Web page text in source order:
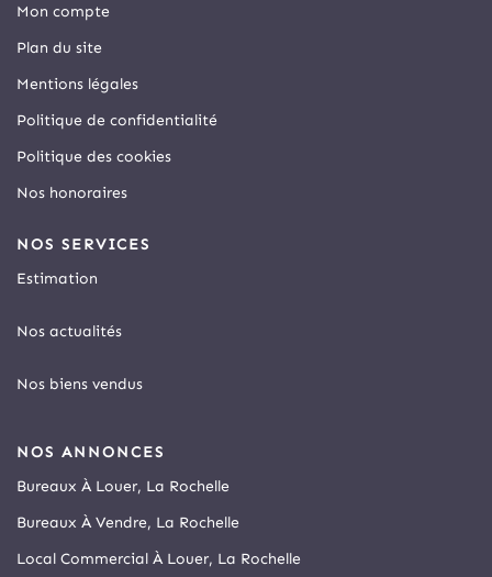
Mon compte
Plan du site
Mentions légales
Politique de confidentialité
Politique des cookies
Nos honoraires
NOS SERVICES
Estimation
Nos actualités
Nos biens vendus
NOS ANNONCES
Bureaux À Louer, La Rochelle
Bureaux À Vendre, La Rochelle
Local Commercial À Louer, La Rochelle